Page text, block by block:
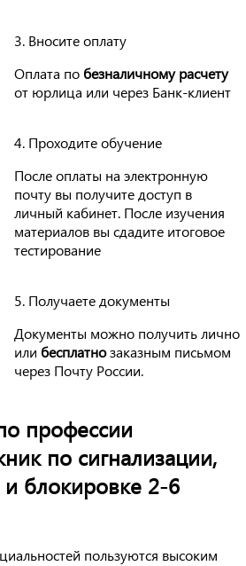
3. Вносите оплату
Оплата по безналичному расчету
от юрлица или через Банк-клиент
4. Проходите обучение
После оплаты на электронную
почту вы получите доступ в
личный кабинет. После изучения
материалов вы сдадите итоговое
тестирование
5. Получаете документы
Документы можно получить лично
или бесплатнозаказным письмом
через Почту России.
профессии
по сигнализации,
и блокировке 2-6
пользуются высоким